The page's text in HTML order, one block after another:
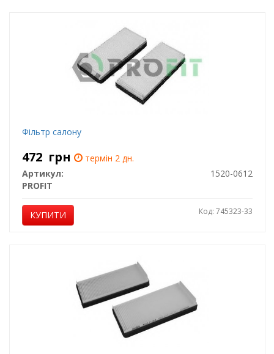
Фільтр салону
472 грн
термін 2 дн.
Артикул:
1520-0612
PROFIT
КУПИТИ Код: 745323-33